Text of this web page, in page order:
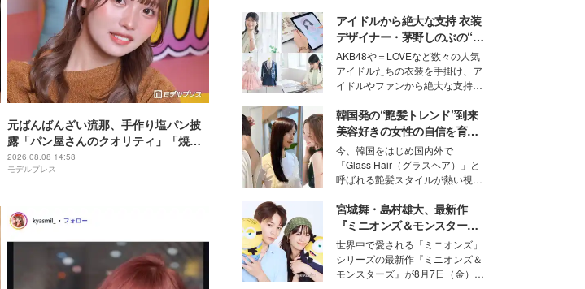
元ばんばんざい流那、手作り塩パン披
露「パン屋さんのクオリティ」「焼き
加減最高」と反響
2026.08.08 14:58
モデルプレス
な美容の常識を大きく変える可能
性を秘めた、革新的な「Water
Capturing Skin（ウォーターキャ
プチャリングスキン：捕水肌）」
技術を、花王が構築した。
アイドルから絶大な支持 衣装
デザイナー・茅野しのぶの“可
愛い”を作る美学＜「シチズン
クロスシー」インタビュー＞
AKB48や＝LOVEなど数々の人気
アイドルたちの衣装を手掛け、ア
イドルやファンから絶大な支持を
取締役兼クリエイティブディレク
ター・茅野しのぶ。一人ひとりの
個性に寄り添い、魅力を引き出す
衣装作りは、多くの女性たちに勇
気と自信を与え続けている。
韓国発の“艶髪トレンド”到来
美容好きの女性の自信を育む
「ヘアケア事情」って？
今、韓国をはじめ国内外で
「Glass Hair（グラスヘア）」と
呼ばれる艶髪スタイルが熱い視線
ションの完成度を高めるベースと
して、“髪そのものの美しさ”に改
めて注目する人が増えている様
子。今回は、そんな憧れの艶やか
な髪を日常で叶える、美容好きの
女性たちのヘアケア事情を紹介し
宮城舞・島村雄大、最新作
『ミニオンズ＆モンスター
ズ』の魅力熱弁 ハチャメチャ
だけじゃない“友情と絆”に感
動
世界中で愛される「ミニオンズ」
シリーズの最新作『ミニオンズ＆
モンスターズ』が8月7日（金）に